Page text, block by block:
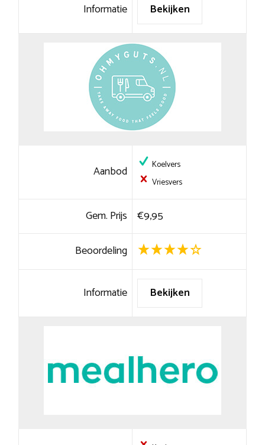
Informatie Bekijken
Aanbod
Koelvers
Vriesvers
Gem. Prijs €9,95
Beoordeling
Informatie Bekijken